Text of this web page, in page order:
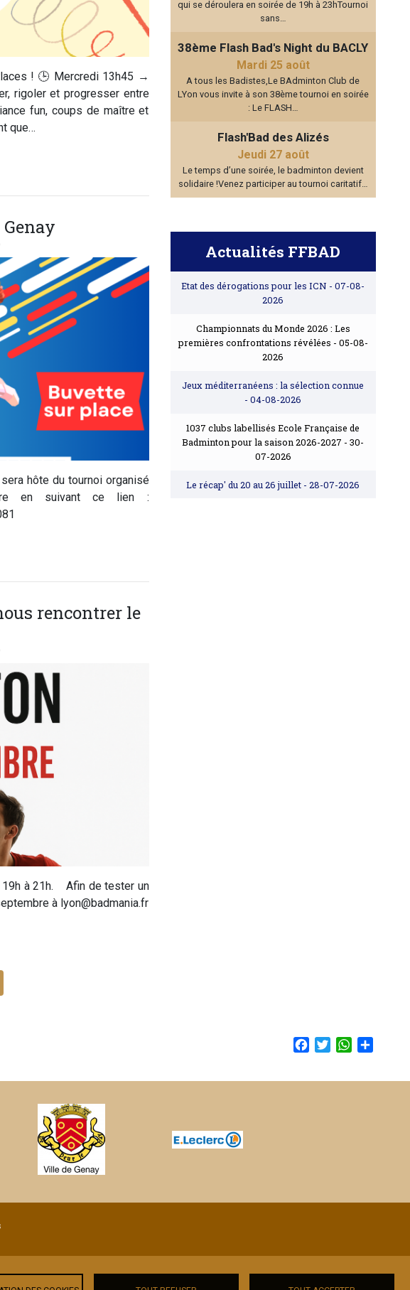
! 🕒 Mercredi 13h45 →
rigoler et progresser entre
fun, coups de maître et
que…
hôte du tournoi organisé
en suivant ce lien :
rencontrer le
19h à 21h. Afin de tester un
à lyon@badmania.fr
qui se déroulera en soirée de 19h à 23hTournoi
sans…
38ème Flash Bad's Night du BACLY
Mardi 25 août
A tous les Badistes,Le BAdminton Club de
LYon vous invite à son 38ème tournoi en soirée
: Le FLASH…
Flash'Bad des Alizés
Jeudi 27 août
Le temps d’une soirée, le badminton devient
solidaire !Venez participer au tournoi caritatif…
Actualités FFBAD
Etat des dérogations pour les ICN - 07-08-
2026
Championnats du Monde 2026 : Les
premières confrontations révélées - 05-08-
2026
Jeux méditerranéens : la sélection connue
- 04-08-2026
1037 clubs labellisés Ecole Française de
Badminton pour la saison 2026-2027 - 30-
07-2026
Le récap' du 20 au 26 juillet - 28-07-2026
FacebookTwitterWhatsApp